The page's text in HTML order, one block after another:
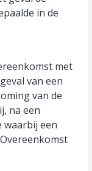
in de
met
van een
van de
na een
een